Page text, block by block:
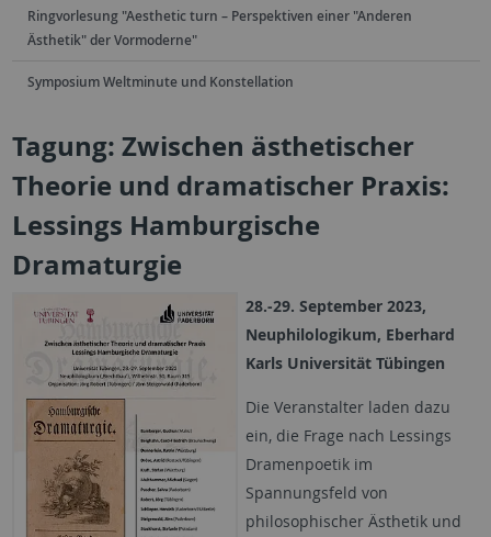
Ringvorlesung "Aesthetic turn – Perspektiven einer "Anderen
Ästhetik" der Vormoderne"
Symposium Weltminute und Konstellation
Tagung: Zwischen ästhetischer
Theorie und dramatischer Praxis:
Lessings Hamburgische
Dramaturgie
28.-29. September 2023,
Neuphilologikum, Eberhard
Karls Universität Tübingen
Die Veranstalter laden dazu
ein, die Frage nach Lessings
Dramenpoetik im
Spannungsfeld von
philosophischer Ästhetik und